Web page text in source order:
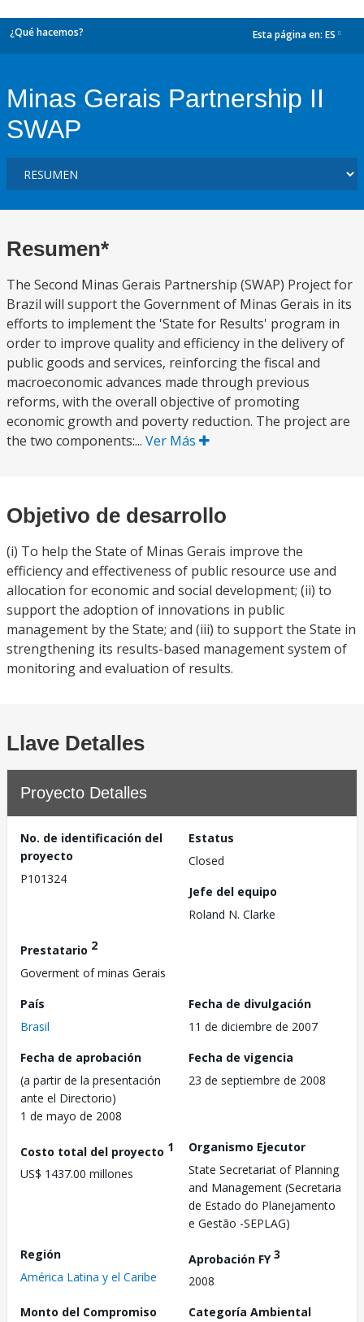
¿Qué hacemos? Esta página en: ES
Minas Gerais Partnership II
SWAP
Resumen*
The Second Minas Gerais Partnership (SWAP) Project for
Brazil will support the Government of Minas Gerais in its
efforts to implement the 'State for Results' program in
order to improve quality and efficiency in the delivery of
public goods and services, reinforcing the fiscal and
macroeconomic advances made through previous
reforms, with the overall objective of promoting
economic growth and poverty reduction. The project are
the two components:... Ver Más
Objetivo de desarrollo
(i) To help the State of Minas Gerais improve the
efficiency and effectiveness of public resource use and
allocation for economic and social development; (ii) to
support the adoption of innovations in public
management by the State; and (iii) to support the State in
strengthening its results-based management system of
monitoring and evaluation of results.
Llave Detalles
Proyecto Detalles
No. de identificación del
proyecto
P101324
Estatus
Closed
Jefe del equipo
Roland N. Clarke
Prestatario 2
Goverment of minas Gerais
País
Brasil
Fecha de divulgación
11 de diciembre de 2007
Fecha de aprobación
(a partir de la presentación
ante el Directorio)
1 de mayo de 2008
Fecha de vigencia
23 de septiembre de 2008
Costo total del proyecto 1
US$ 1437.00 millones
Organismo Ejecutor
State Secretariat of Planning
and Management (Secretaria
de Estado do Planejamento
e Gestão -SEPLAG)
Región
América Latina y el Caribe
Aprobación FY3
2008
Monto del Compromiso
Categoría Ambiental